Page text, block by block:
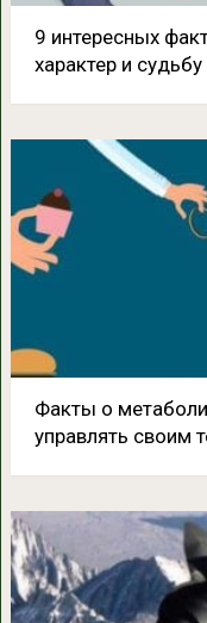
9 интересных
характер и
Факты о
управлять своим